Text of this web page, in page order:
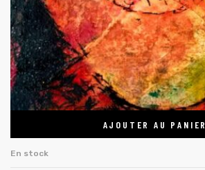
AJOUTER AU PANIER
En stock